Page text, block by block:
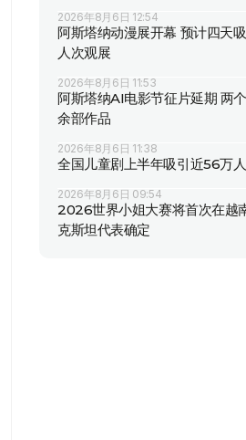
2026年8月6日 12:54
阿斯塔纳动漫展开幕 预计四天
人次观展
2026年8月6日 11:53
阿斯塔纳AI电影节征片延期 两
余部作品
2026年8月6日 11:38
全国儿童剧上半年吸引近56万
2026年8月6日 09:54
2026世界小姐大赛将首次在越
克斯坦代表确定